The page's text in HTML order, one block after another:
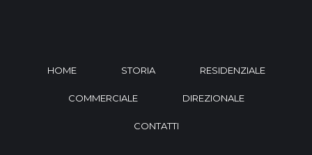
HOME STORIA RESIDENZIALE
COMMERCIALE DIREZIONALE
CONTATTI